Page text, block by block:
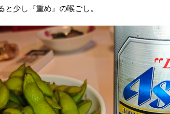
と少し『重め』の喉ごし。